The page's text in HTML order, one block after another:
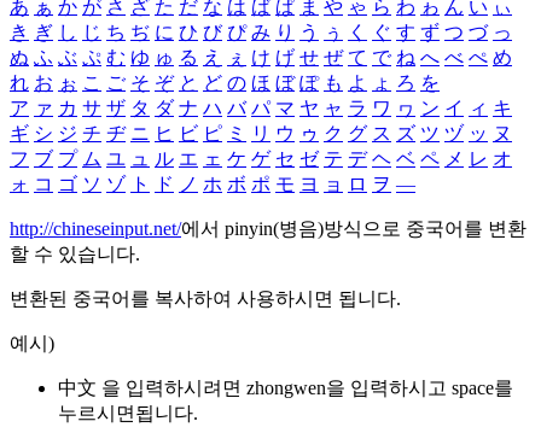
あ ぁ か が さ ざ た だ な は ば ぱ ま や ゃ ら わ ゎ ん い ぃ
き ぎ し じ ち ぢ に ひ び ぴ み り う ぅ く ぐ す ず つ づ っ
ぬ ふ ぶ ぷ む ゆ ゅ る え ぇ け げ せ ぜ て で ね へ べ ぺ め
れ お ぉ こ ご そ ぞ と ど の ほ ぼ ぽ も よ ょ ろ を
ア ァ カ サ ザ タ ダ ナ ハ バ パ マ ヤ ャ ラ ワ ヮ ン イ ィ キ
ギ シ ジ チ ヂ ニ ヒ ビ ピ ミ リ ウ ゥ ク グ ス ズ ツ ヅ ッ ヌ
フ ブ プ ム ユ ュ ル エ ェ ケ ゲ セ ゼ テ デ ヘ ベ ペ メ レ オ
ォ コ ゴ ソ ゾ ト ド ノ ホ ボ ポ モ ヨ ョ ロ ヲ ―
http://chineseinput.net/에서 pinyin(병음)방식으로 중국어를 변환
할 수 있습니다.
변환된 중국어를 복사하여 사용하시면 됩니다.
예시)
中文 을 입력하시려면 zhongwen을 입력하시고 space를
누르시면됩니다.